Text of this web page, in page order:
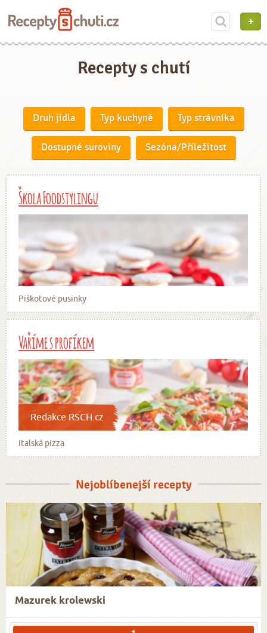
Recepty s chutí
Druh jídla Typ kuchyně Typ strávníka
Dostupné suroviny Sezóna/Příležitost
Škola Foodstylingu
Piškotové pusinky
Vaříme s profíkem
Redakce RSCH.cz
Italská pizza
Nejoblíbenejší recepty
Mazurek krolewski